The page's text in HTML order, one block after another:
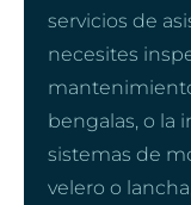
servicios de
necesites
bengalas, o la
sistemas de
velero o